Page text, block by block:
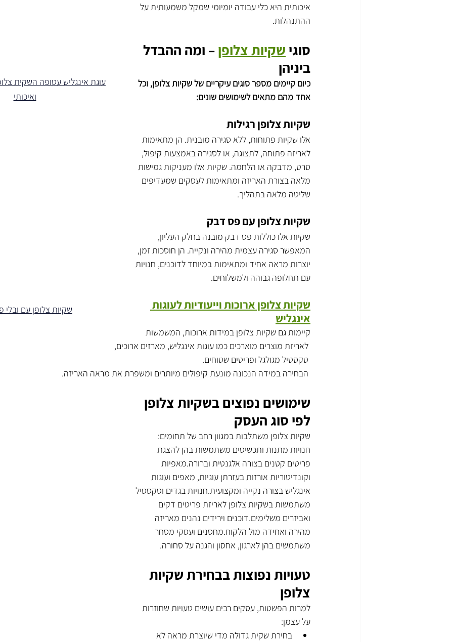
עוגת אינגליש עטופה השקית
ואיכותי
איכותית היא כלי עבודה יומיומי שמקל משמעותית על
ההתנהלות.
סוגי שקיות צלופן – ומה ההבדל
ביניהן
כיום קיימים מספר סוגים עיקריים של שקיות צלופן, וכל
אחד מהם מתאים לשימושים שונים:
שקיות צלופן עם
שקיות צלופן רגילות
אלו שקיות פתוחות, ללא סגירה מובנית. הן מתאימות
לאריזה פתוחה, לתצוגה, או לסגירה באמצעות קיפול,
סרט, מדבקה או הלחמה. שקיות אלו מעניקות גמישות
מלאה בצורת האריזה ומתאימות לעסקים שמעדיפים
שליטה מלאה בתהליך.
שקיות צלופן עם פס דבק
שקיות אלו כוללות פס דבק מובנה בחלק העליון,
המאפשר סגירה עצמית מהירה ונקייה. הן חוסכות זמן,
יוצרות מראה אחיד ומתאימות במיוחד לדוכנים, חנויות
עם תחלופה גבוהה ולמשלוחים.
שקיות צלופן ארוכות וייעודיות לעוגות
אינגליש
קיימות גם שקיות צלופן במידות ארוכות, המשמשות
שימושים נפוצים בשקיות צלופן
לפי סוג העסק
שקיות צלופן משתלבות במגוון רחב של תחומים:
חנויות מתנות ותכשיטים משתמשות בהן להצגת
פריטים קטנים בצורה אלגנטית וברורה.מאפיות
וקונדיטוריות אורזות בעזרתן עוגיות, מאפים ועוגות
אינגליש בצורה נקייה ומקצועית.חנויות בגדים וטקסטיל
משתמשות בשקיות צלופן לאריזת פריטים דקים
ואביזרים משלימים.דוכנים וירידים נהנים מאריזה
מהירה ואחידה מול הלקוח.מחסנים ועסקי מסחר
משתמשים בהן לארגון, אחסון והגנה על סחורה.
טעויות נפוצות בבחירת שקיות
צלופן
למרות הפשטות, עסקים רבים עושים טעויות שחוזרות
על עצמן:
בחירת שקית גדולה מדי שיוצרת מראה לא